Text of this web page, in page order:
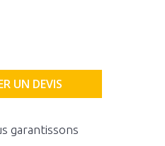
UN DEVIS
garantissons